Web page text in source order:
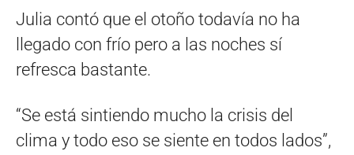
Julia contó que el otoño todavía no ha
llegado con frío pero a las noches sí
refresca bastante.
“Se está sintiendo mucho la crisis del
clima y todo eso se siente en todos lados”,